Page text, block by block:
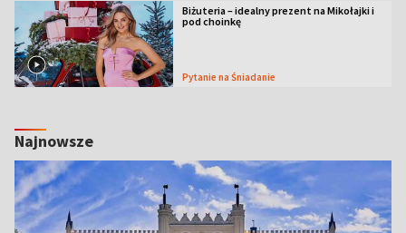
Biżuteria – idealny prezent na Mikołajki i
pod choinkę
Pytanie na Śniadanie
Najnowsze